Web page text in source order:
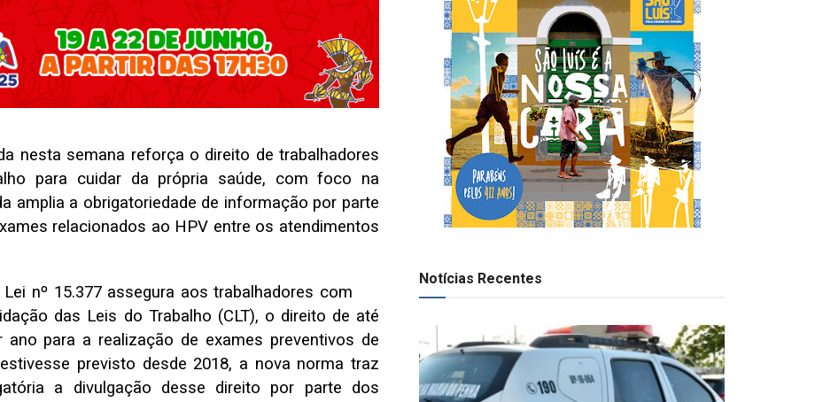
nesta semana reforça o direito de trabalhadores
para cuidar da própria saúde, com foco na
amplia a obrigatoriedade de informação por parte
relacionados ao HPV entre os atendimentos
nº 15.377 assegura aos trabalhadores com
das Leis do Trabalho (CLT), o direito de até
para a realização de exames preventivos de
previsto desde 2018, a nova norma traz
a divulgação desse direito por parte dos
Notícias Recentes